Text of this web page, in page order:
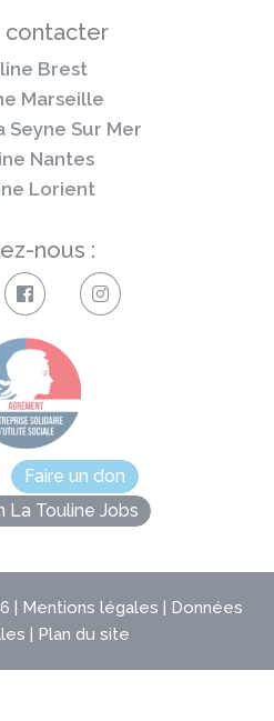
contacter
Brest
Marseille
Seyne Sur Mer
Nantes
Lorient
nous :
Faire un don
La Touline Jobs
| Mentions légales | Données
| Plan du site